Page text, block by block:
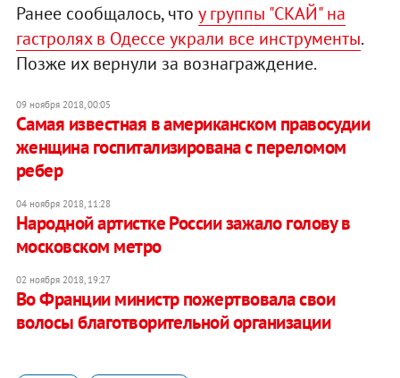
Ранее сообщалось, что у группы "СКАЙ" на
гастролях в Одессе украли все инструменты.
Позже их вернули за вознаграждение.
09 ноября 2018, 00:05
Самая известная в американском правосудии
женщина госпитализирована с переломом
ребер
04 ноября 2018, 11:28
Народной артистке России зажало голову в
московском метро
02 ноября 2018, 19:27
Во Франции министр пожертвовала свои
волосы благотворительной организации